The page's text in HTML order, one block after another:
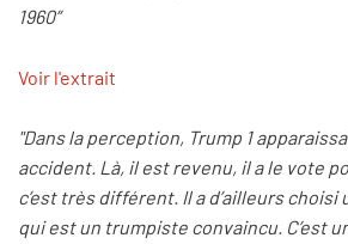
1960”
Voir l'extrait
"Dans la perception, Trump 1
accident. Là, il est revenu, il a le vote
c’est très différent. Il a d’ailleurs
qui est un trumpiste convaincu. C’est